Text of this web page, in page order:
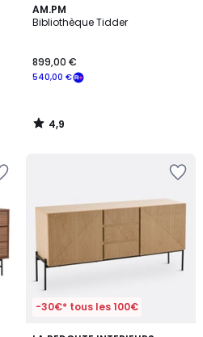
AM.PM
Bibliothèque Tidder
540,00 €
899,00 €
4,9
/ 5
4,9
/
-30€* tous les 100€